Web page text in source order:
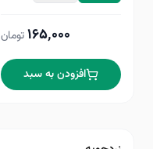
۱۶۵٬۰۰۰تومان
افزودن به سبد